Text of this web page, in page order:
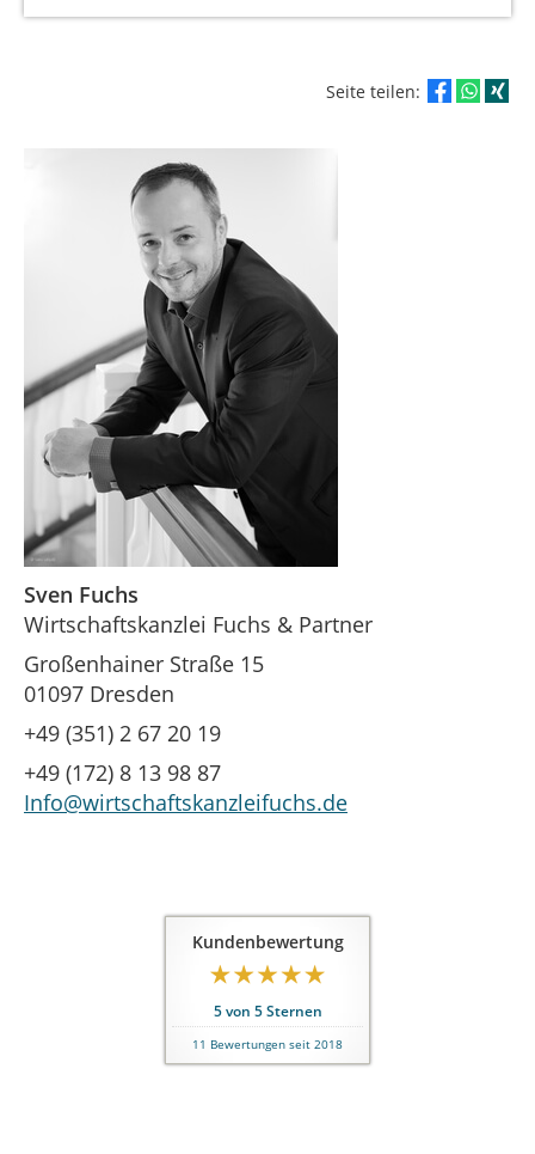
Seite teilen:
Sven Fuchs
Wirtschaftskanzlei Fuchs & Partner
Großenhainer Straße 15
01097 Dresden
+49 (351) 2 67 20 19
+49 (172) 8 13 98 87
Info@wirtschaftskanzleifuchs.de
Kundenbewertung
5von 5Sternen
11 Bewertungen seit 2018